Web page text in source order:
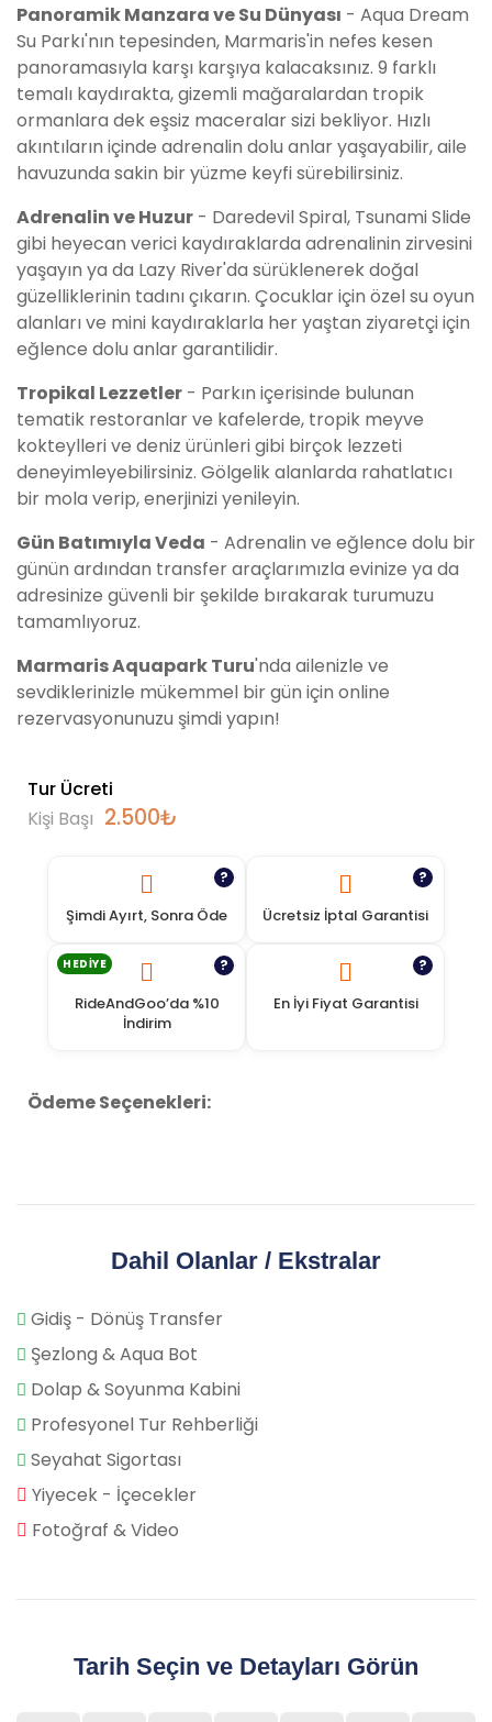
Panoramik Manzara ve Su Dünyası - Aqua Dream
Su Parkı'nın tepesinden, Marmaris'in nefes kesen
panoramasıyla karşı karşıya kalacaksınız. 9 farklı
temalı kaydırakta, gizemli mağaralardan tropik
ormanlara dek eşsiz maceralar sizi bekliyor. Hızlı
akıntıların içinde adrenalin dolu anlar yaşayabilir, aile
havuzunda sakin bir yüzme keyfi sürebilirsiniz.
Adrenalin ve Huzur - Daredevil Spiral, Tsunami Slide
gibi heyecan verici kaydıraklarda adrenalinin zirvesini
yaşayın ya da Lazy River'da sürüklenerek doğal
güzelliklerinin tadını çıkarın. Çocuklar için özel su oyun
alanları ve mini kaydıraklarla her yaştan ziyaretçi için
eğlence dolu anlar garantilidir.
Tropikal Lezzetler - Parkın içerisinde bulunan
tematik restoranlar ve kafelerde, tropik meyve
kokteylleri ve deniz ürünleri gibi birçok lezzeti
deneyimleyebilirsiniz. Gölgelik alanlarda rahatlatıcı
bir mola verip, enerjinizi yenileyin.
Gün Batımıyla Veda - Adrenalin ve eğlence dolu bir
günün ardından transfer araçlarımızla evinize ya da
adresinize güvenli bir şekilde bırakarak turumuzu
tamamlıyoruz.
Marmaris Aquapark Turu'nda ailenizle ve
sevdiklerinizle mükemmel bir gün için online
rezervasyonunuzu şimdi yapın!
Tur Ücreti
Kişi Başı 2.500₺
Şimdi Ayırt, Sonra Öde
?
Ücretsiz İptal Garantisi
?
HEDIYE
RideAndGoo’da %10
İndirim
?
En İyi Fiyat Garantisi
?
Ödeme Seçenekleri:
Dahil Olanlar / Ekstralar
Gidiş - Dönüş Transfer
Şezlong & Aqua Bot
Dolap & Soyunma Kabini
Profesyonel Tur Rehberliği
Seyahat Sigortası
Yiyecek - İçecekler
Fotoğraf & Video
Tarih Seçin ve Detayları Görün